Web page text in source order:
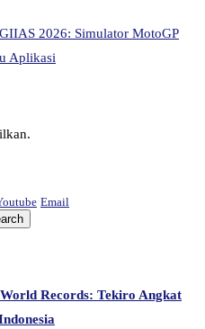
2026: Simulator MotoGP
Aplikasi
Email
Records: Tekiro Angkat